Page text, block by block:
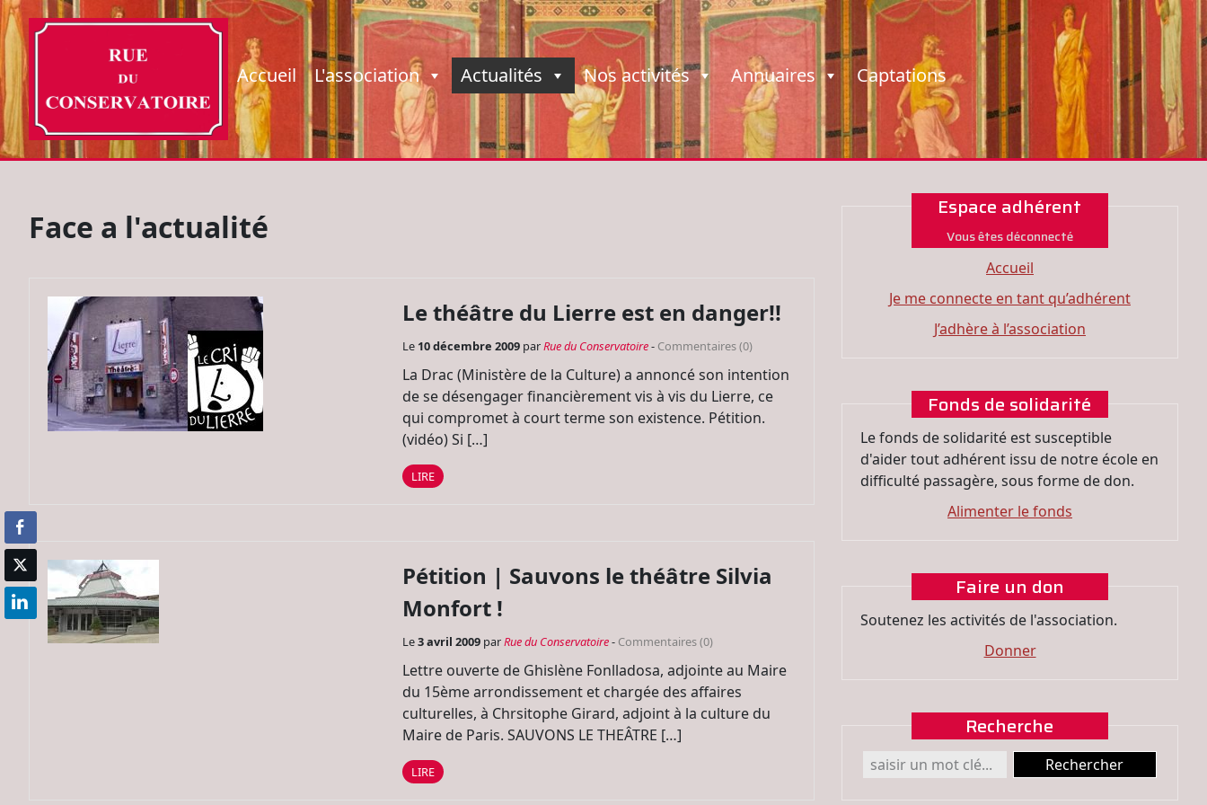
Accueil L'association Actualités Nos activités Annuaires Captations
Face a l'actualité
Le théâtre du Lierre est en danger!!
Le 10 décembre 2009 parRue du Conservatoire- Commentaires (0)
La Drac (Ministère de la Culture) a annoncé son intention
de se désengager financièrement vis à vis du Lierre, ce
qui compromet à court terme son existence. Pétition.
(vidéo) Si […]
LIRE
Pétition | Sauvons le théâtre Silvia
Monfort !
Le3 avril 2009 parRue du Conservatoire- Commentaires (0)
Lettre ouverte de Ghislène Fonlladosa, adjointe au Maire
du 15ème arrondissement et chargée des affaires
culturelles, à Chrsitophe Girard, adjoint à la culture du
Maire de Paris. SAUVONS LE THEÂTRE […]
LIRE
Espace adhérent
Vous êtes déconnecté
Accueil
Je me connecte en tant qu’adhérent
J’adhère à l’association
Fonds de solidarité
Le fonds de solidarité est susceptible
d'aider tout adhérent issu de notre école en
difficulté passagère, sous forme de don.
Alimenter le fonds
Faire un don
Soutenez les activités de l'association.
Donner
Recherche